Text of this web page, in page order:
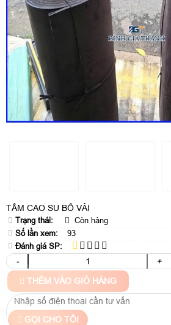
TẤM CAO SU BỐ VẢI
Trạng thái:
Còn hàng
Số lần xem:
93
Đánh giá SP:
-
+
THÊM VÀO GIỎ HÀNG
GỌI CHO TÔI